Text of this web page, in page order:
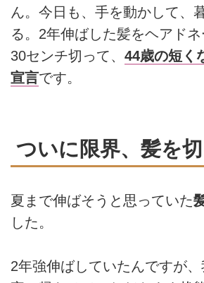
ん。今日も、手を動かして、
る。2年伸ばした髪をヘアド
30センチ切って、 44歳の短く
宣言です。
ついに限界、髪を
夏まで伸ばそうと思っていた
した。
2年強伸ばしていたんですが